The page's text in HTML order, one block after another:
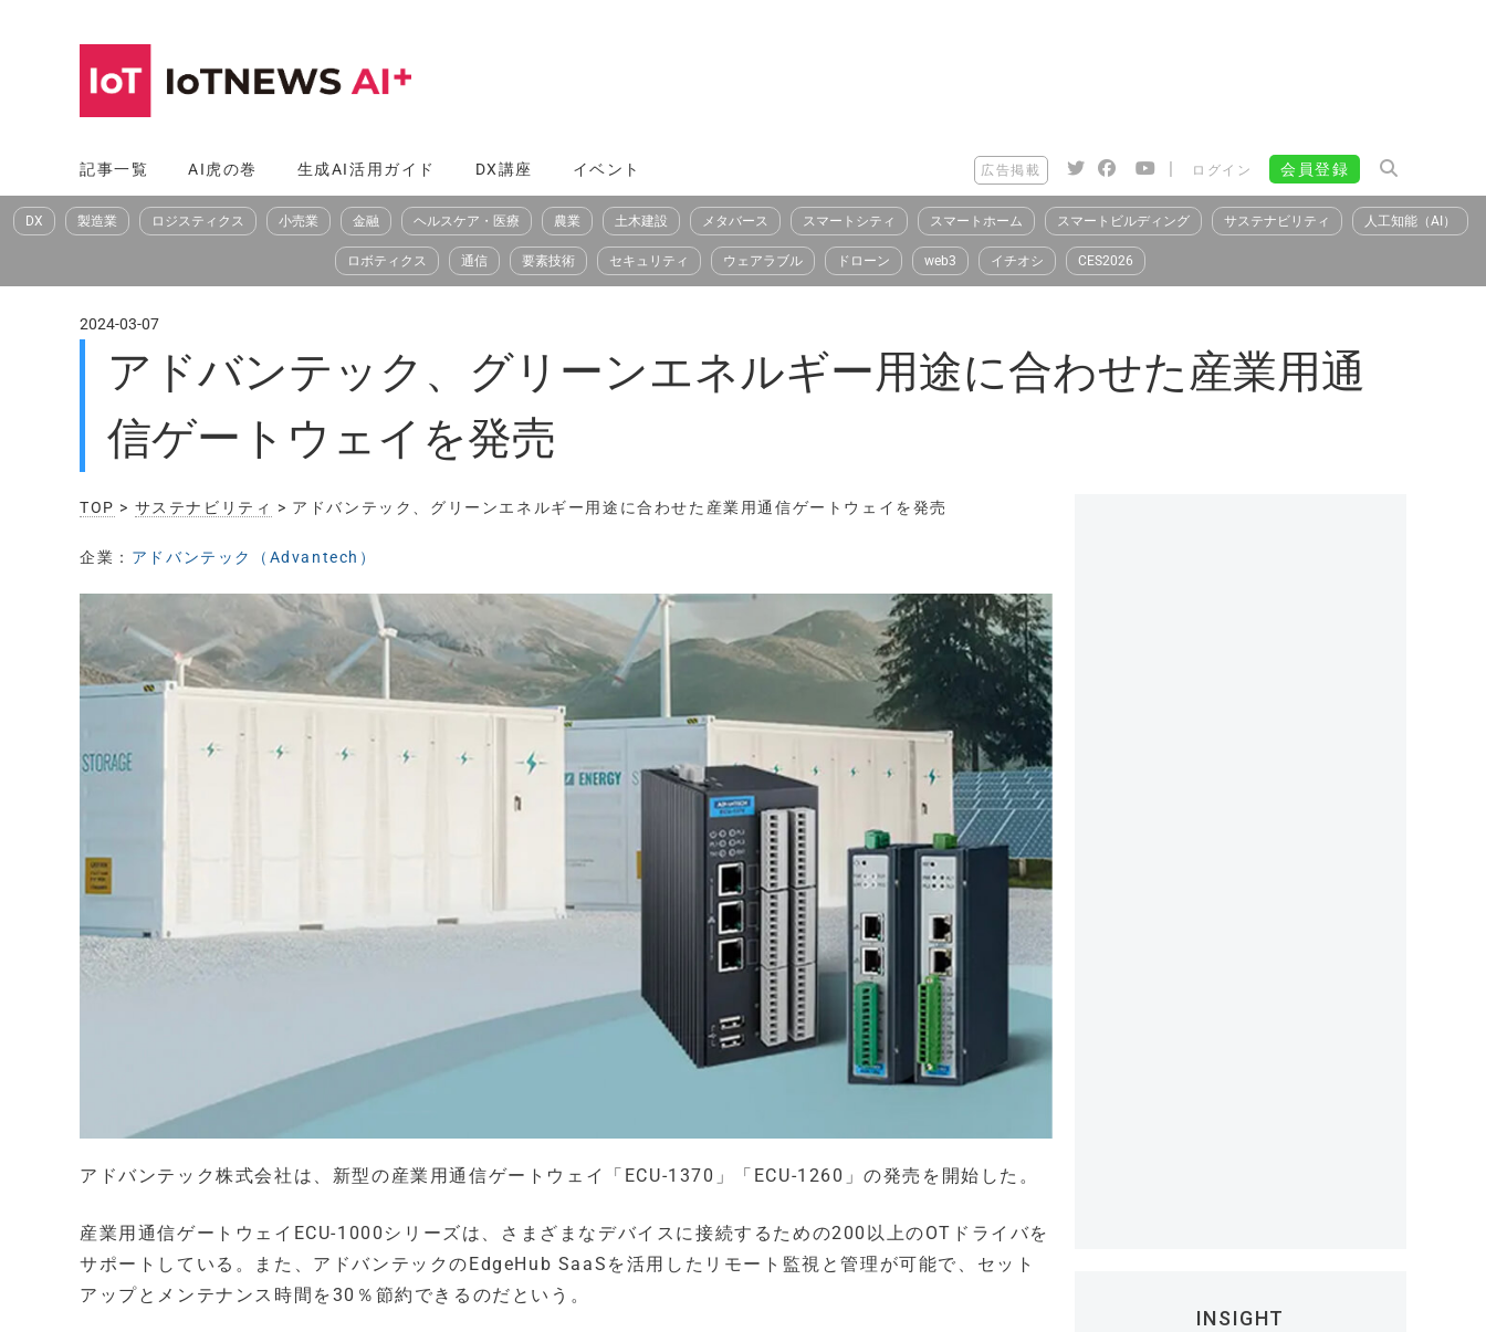
へ
ス
記事一覧 AI虎の巻 生成AI活用ガイド DX講座 イベント 広告掲載 | ログイン 会員登録
DX 製造業 ロジスティクス 小売業 金融 ヘルスケア・医療 農業 土木建設 メタバース スマートシティ スマートホーム スマートビルディング サステナビリティ 人工知能（AI）
ロボティクス 通信 要素技術 セキュリティ ウェアラブル ドローン web3 イチオシ CES2026
2024-03-07
アドバンテック、グリーンエネルギー用途に合わせた産業用通
信ゲートウェイを発売
TOP > サステナビリティ > アドバンテック、グリーンエネルギー用途に合わせた産業用通信ゲートウェイを発売
企業： アドバンテック（Advantech）
アドバンテック株式会社は、新型の産業用通信ゲートウェイ「ECU-1370」「ECU-1260」の発売を開始した。
産業用通信ゲートウェイECU-1000シリーズは、さまざまなデバイスに接続するための200以上のOTドライバを
サポートしている。また、アドバンテックのEdgeHub SaaSを活用したリモート監視と管理が可能で、セット
アップとメンテナンス時間を30％節約できるのだという。
INSIGHT